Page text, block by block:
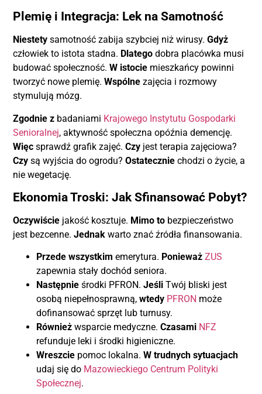
Plemię i Integracja: Lek na Samotność
Niestety samotność zabija szybciej niż wirusy.Gdyż
człowiek to istota stadna. Dlatego dobra placówka musi
budować społeczność.W istocie mieszkańcy powinni
tworzyć nowe plemię.Wspólne zajęcia i rozmowy
stymulują mózg.
Zgodnie z badaniami Krajowego Instytutu Gospodarki
Senioralnej, aktywność społeczna opóźnia demencję.
Więc sprawdź grafik zajęć.Czy jest terapia zajęciowa?
Czy są wyjścia do ogrodu?Ostatecznie chodzi o życie, a
nie wegetację.
Ekonomia Troski: Jak Sfinansować Pobyt?
Oczywiście jakość kosztuje. Mimo to bezpieczeństwo
jest bezcenne.Jednak warto znać źródła finansowania.
Przede wszystkim emerytura. Ponieważ ZUS
zapewnia stały dochód seniora.
Następnie środki PFRON.Jeśli Twój bliski jest
osobą niepełnosprawną,wtedy PFRON może
dofinansować sprzęt lub turnusy.
Również wsparcie medyczne.Czasami NFZ
refunduje leki i środki higieniczne.
Wreszcie pomoc lokalna.W trudnych sytuacjach
udaj się do Mazowieckiego Centrum Polityki
Społecznej.